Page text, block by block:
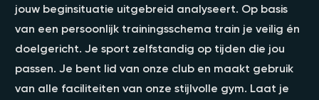
jouw beginsituatie uitgebreid analyseert. Op basis
van een persoonlijk trainingsschema train je veilig én
doelgericht. Je sport zelfstandig op tijden die jou
passen. Je bent lid van onze club en maakt gebruik
van alle faciliteiten van onze stijlvolle gym. Laat je